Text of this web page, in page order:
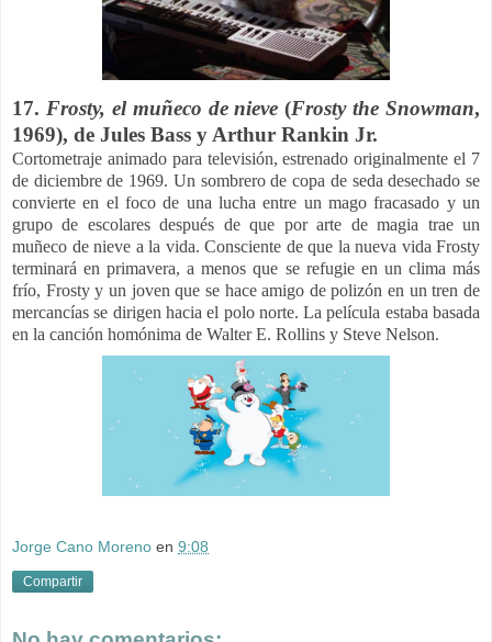
17. Frosty, el muñeco de nieve(Frosty the Snowman,
1969), de Jules Bass y Arthur Rankin Jr.
Cortometraje animado para televisión, estrenado originalmente el 7
de diciembre de 1969. Un sombrero de copa de seda desechado se
convierte en el foco de una lucha entre un mago fracasado y un
grupo de escolares después de que por arte de magia trae un
muñeco de nieve a la vida. Consciente de que la nueva vida Frosty
terminará en primavera, a menos que se refugie en un clima más
frío, Frosty y un joven que se hace amigo de polizón en un tren de
mercancías se dirigen hacia el polo norte. La película estaba basada
en la canción homónima de Walter E. Rollins y Steve Nelson.
Jorge Cano Moreno en 9:08
Compartir